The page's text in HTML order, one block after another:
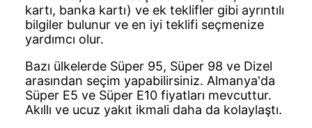
kartı, banka kartı) ve ek teklifler gibi ayrıntılı
bilgiler bulunur ve en iyi teklifi seçmenize
yardımcı olur.
Bazı ülkelerde Süper 95, Süper 98 ve Dizel
arasından seçim yapabilirsiniz. Almanya'da
Süper E5 ve Süper E10 fiyatları mevcuttur.
Akıllı ve ucuz yakıt ikmali daha da kolaylaştı.